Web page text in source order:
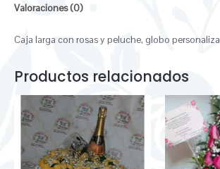
Valoraciones (0)
Caja larga con rosas y peluche, globo
Productos relacionados